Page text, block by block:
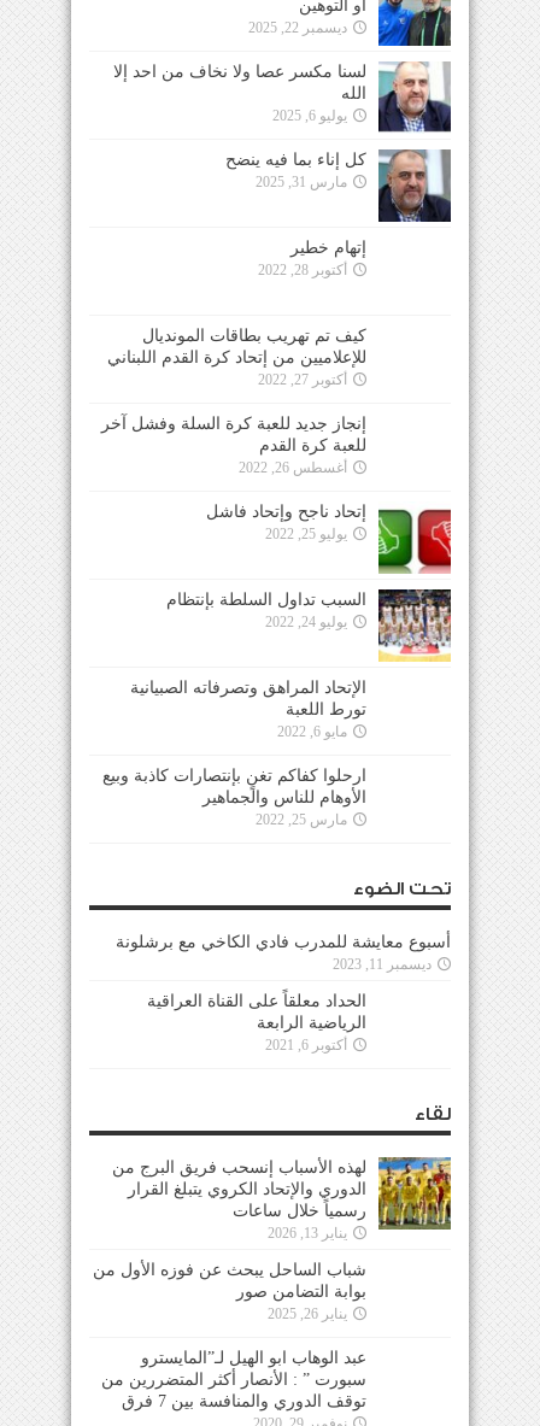
أو التوهين
ديسمبر 22, 2025
لسنا مكسر عصا ولا نخاف من احد إلا
الله
يوليو 6, 2025
كل إناء بما فيه ينضح
مارس 31, 2025
إتهام خطير
أكتوبر 28, 2022
كيف تم تهريب بطاقات المونديال
للإعلاميين من إتحاد كرة القدم اللبناني
أكتوبر 27, 2022
إنجاز جديد للعبة كرة السلة وفشل آخر
للعبة كرة القدم
أغسطس 26, 2022
إتحاد ناجح وإتحاد فاشل
يوليو 25, 2022
السبب تداول السلطة بإنتظام
يوليو 24, 2022
الإتحاد المراهق وتصرفاته الصبيانية
تورط اللعبة
مايو 6, 2022
ارحلوا كفاكم تغنٍ بإنتصارات كاذبة وبيع
الأوهام للناس والجماهير
مارس 25, 2022
تحت الضوء
أسبوع معايشة للمدرب فادي الكاخي مع برشلونة
ديسمبر 11, 2023
الحداد معلقاً على القناة العراقية
الرياضية الرابعة
أكتوبر 6, 2021
لقاء
لهذه الأسباب إنسحب فريق البرج من
الدوري والإتحاد الكروي يتبلغ القرار
رسمياً خلال ساعات
يناير 13, 2026
شباب الساحل يبحث عن فوزه الأول من
بوابة التضامن صور
يناير 26, 2025
عبد الوهاب ابو الهيل لـ”المايسترو
سبورت ” : الأنصار أكثر المتضررين من
توقف الدوري والمنافسة بين 7 فرق